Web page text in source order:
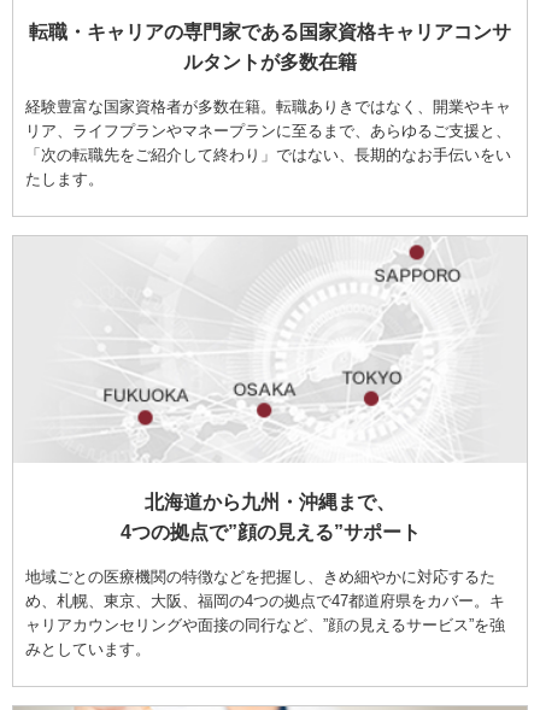
転職・キャリアの専門家である国家資格キャリアコンサ
ルタントが多数在籍
経験豊富な国家資格者が多数在籍。転職ありきではなく、開業やキャ
リア、ライフプランやマネープランに至るまで、あらゆるご支援と、
「次の転職先をご紹介して終わり」ではない、長期的なお手伝いをい
たします。
北海道から九州・沖縄まで、
4つの拠点で”顔の見える”サポート
地域ごとの医療機関の特徴などを把握し、きめ細やかに対応するた
め、札幌、東京、大阪、福岡の4つの拠点で47都道府県をカバー。キ
ャリアカウンセリングや面接の同行など、”顔の見えるサービス”を強
みとしています。